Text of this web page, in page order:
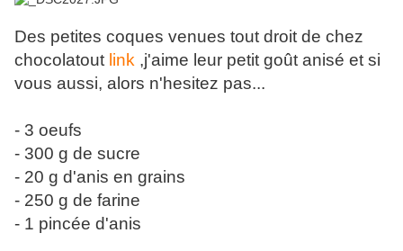
Des petites coques venues tout droit de chez
chocolatout link ,j'aime leur petit goût anisé et si
vous aussi, alors n'hesitez pas...
- 3 oeufs
- 300 g de sucre
- 20 g d'anis en grains
- 250 g de farine
- 1 pincée d'anis